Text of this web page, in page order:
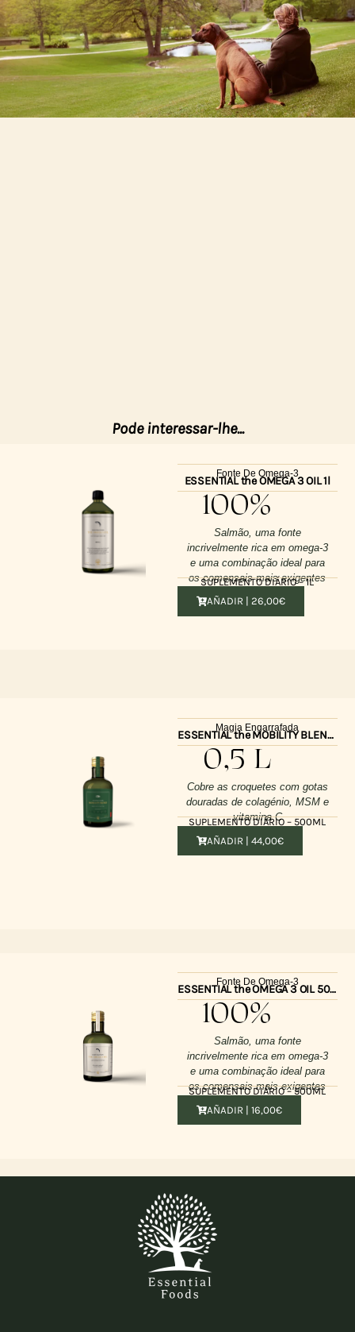
Pode interessar-lhe...
Fonte De Omega-3
ESSENTIAL the OMEGA 3 OIL 1l
100%
Salmão, uma fonte
incrivelmente rica em omega-3
e uma combinação ideal para
os comensais mais exigentes
SUPLEMENTO DIÁRIO – 1L
AÑADIR |26,00€
Magia Engarrafada
ESSENTIAL the MOBILITY BLEND 500ml
0,5 L
Cobre as croquetes com gotas
douradas de colagénio, MSM e
vitamina C
SUPLEMENTO DIÁRIO – 500ML
AÑADIR |44,00€
Fonte De Omega-3
ESSENTIAL the OMEGA 3 OIL 500ml
100%
Salmão, uma fonte
incrivelmente rica em omega-3
e uma combinação ideal para
os comensais mais exigentes
SUPLEMENTO DIÁRIO – 500ML
AÑADIR |16,00€